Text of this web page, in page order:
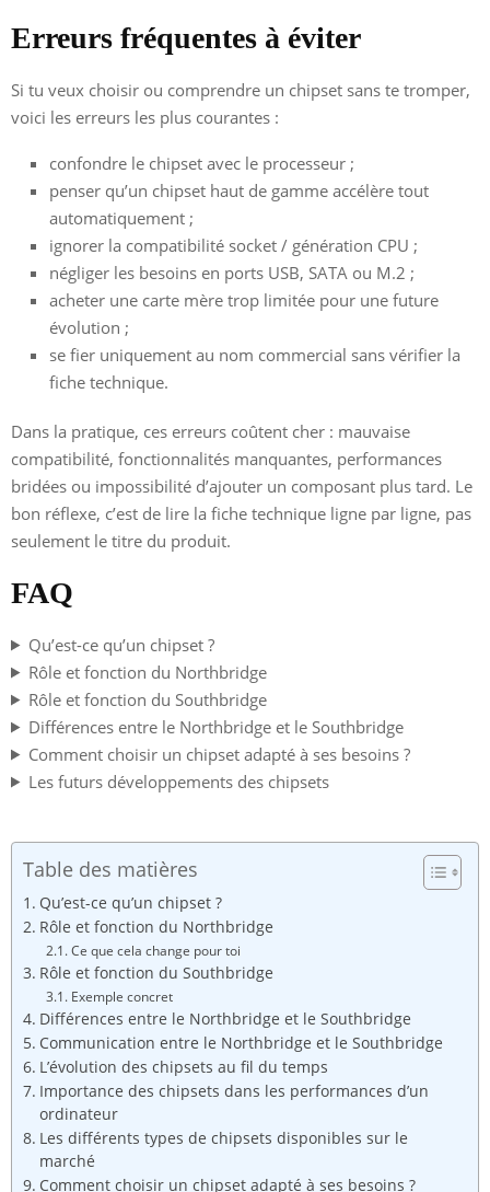
Erreurs fréquentes à éviter
Si tu veux choisir ou comprendre un chipset sans te tromper,
voici les erreurs les plus courantes :
confondre le chipset avec le processeur ;
penser qu’un chipset haut de gamme accélère tout
automatiquement ;
ignorer la compatibilité socket / génération CPU ;
négliger les besoins en ports USB, SATA ou M.2 ;
acheter une carte mère trop limitée pour une future
évolution ;
se fier uniquement au nom commercial sans vérifier la
fiche technique.
Dans la pratique, ces erreurs coûtent cher : mauvaise
compatibilité, fonctionnalités manquantes, performances
bridées ou impossibilité d’ajouter un composant plus tard. Le
bon réflexe, c’est de lire la fiche technique ligne par ligne, pas
seulement le titre du produit.
FAQ
Qu’est-ce qu’un chipset ?
Rôle et fonction du Northbridge
Rôle et fonction du Southbridge
Différences entre le Northbridge et le Southbridge
Comment choisir un chipset adapté à ses besoins ?
Les futurs développements des chipsets
Table des matières
Qu’est-ce qu’un chipset ?
Rôle et fonction du Northbridge
Ce que cela change pour toi
Rôle et fonction du Southbridge
Exemple concret
Différences entre le Northbridge et le Southbridge
Communication entre le Northbridge et le Southbridge
L’évolution des chipsets au fil du temps
Importance des chipsets dans les performances d’un
ordinateur
Les différents types de chipsets disponibles sur le
marché
Comment choisir un chipset adapté à ses besoins ?